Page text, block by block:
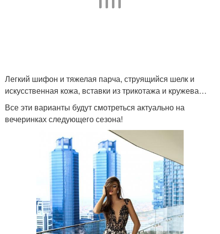
Легкий шифон и тяжелая парча, струящийся шелк и
искусственная кожа, вставки из трикотажа и кружева…
Все эти варианты будут смотреться актуально на
вечеринках следующего сезона!